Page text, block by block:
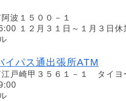
波１５００－１
１２月３１日～１月３日
イパス通出張所ATM
戸崎甲３５６１－１ タイヨ